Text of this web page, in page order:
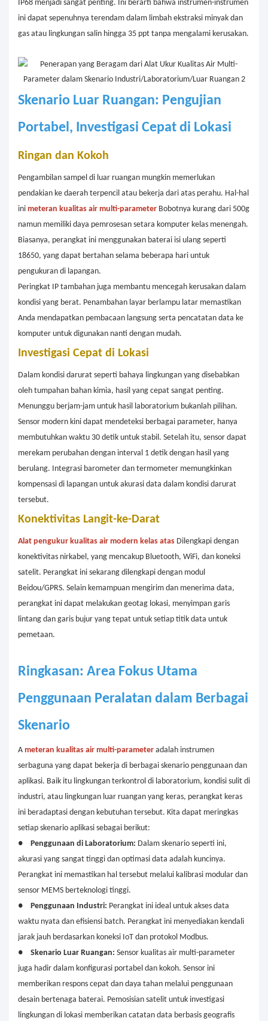
IP68 menjadi sangat penting. Ini berarti bahwa instrumen-instrumen
ini dapat sepenuhnya terendam dalam limbah ekstraksi minyak dan
gas atau lingkungan salin hingga 35 ppt tanpa mengalami kerusakan.
Skenario Luar Ruangan: Pengujian
Portabel, Investigasi Cepat di Lokasi
Ringan dan Kokoh
Pengambilan sampel di luar ruangan mungkin memerlukan
pendakian ke daerah terpencil atau bekerja dari atas perahu. Hal-hal
ini meteran kualitas air multi-parameter Bobotnya kurang dari 500g
namun memiliki daya pemrosesan setara komputer kelas menengah.
Biasanya, perangkat ini menggunakan baterai isi ulang seperti
18650, yang dapat bertahan selama beberapa hari untuk
pengukuran di lapangan.
Peringkat IP tambahan juga membantu mencegah kerusakan dalam
kondisi yang berat. Penambahan layar berlampu latar memastikan
Anda mendapatkan pembacaan langsung serta pencatatan data ke
komputer untuk digunakan nanti dengan mudah.
Investigasi Cepat di Lokasi
Dalam kondisi darurat seperti bahaya lingkungan yang disebabkan
oleh tumpahan bahan kimia, hasil yang cepat sangat penting.
Menunggu berjam-jam untuk hasil laboratorium bukanlah pilihan.
Sensor modern kini dapat mendeteksi berbagai parameter, hanya
membutuhkan waktu 30 detik untuk stabil. Setelah itu, sensor dapat
merekam perubahan dengan interval 1 detik dengan hasil yang
berulang. Integrasi barometer dan termometer memungkinkan
kompensasi di lapangan untuk akurasi data dalam kondisi darurat
tersebut.
Konektivitas Langit-ke-Darat
Alat pengukur kualitas air modern kelas atas Dilengkapi dengan
konektivitas nirkabel, yang mencakup Bluetooth, WiFi, dan koneksi
satelit. Perangkat ini sekarang dilengkapi dengan modul
Beidou/GPRS. Selain kemampuan mengirim dan menerima data,
perangkat ini dapat melakukan geotag lokasi, menyimpan garis
lintang dan garis bujur yang tepat untuk setiap titik data untuk
pemetaan.
Ringkasan: Area Fokus Utama
Penggunaan Peralatan dalam Berbagai
Skenario
A meteran kualitas air multi-parameter adalah instrumen
serbaguna yang dapat bekerja di berbagai skenario penggunaan dan
aplikasi. Baik itu lingkungan terkontrol di laboratorium, kondisi sulit di
industri, atau lingkungan luar ruangan yang keras, perangkat keras
ini beradaptasi dengan kebutuhan tersebut. Kita dapat meringkas
setiap skenario aplikasi sebagai berikut:
●
Penggunaan di Laboratorium: Dalam skenario seperti ini,
akurasi yang sangat tinggi dan optimasi data adalah kuncinya.
Perangkat ini memastikan hal tersebut melalui kalibrasi modular dan
sensor MEMS berteknologi tinggi.
●
Penggunaan Industri: Perangkat ini ideal untuk akses data
waktu nyata dan efisiensi batch. Perangkat ini menyediakan kendali
jarak jauh berdasarkan koneksi IoT dan protokol Modbus.
●
Skenario Luar Ruangan: Sensor kualitas air multi-parameter
juga hadir dalam konfigurasi portabel dan kokoh. Sensor ini
memberikan respons cepat dan daya tahan melalui penggunaan
desain bertenaga baterai. Pemosisian satelit untuk investigasi
lingkungan di lokasi memberikan catatan data berbasis geografis